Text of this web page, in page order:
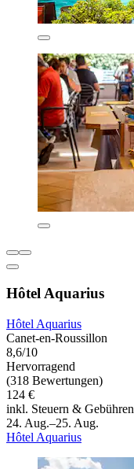
Hôtel Aquarius
Hôtel Aquarius
Canet-en-Roussillon
8,6/10
Hervorragend
(318 Bewertungen)
124 €
inkl. Steuern & Gebühren
24. Aug.–25. Aug.
Hôtel Aquarius